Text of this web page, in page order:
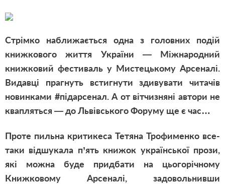
Стрімко наближається одна з головних подій
книжкового життя України — Міжнародний
книжковий фестиваль у Мистецькому Арсеналі.
Видавці прагнуть встигнути здивувати читачів
новинками #підарсенал. А от вітчизняні автори не
квапляться — до Львівського Форуму ще є час…
Проте пильна критикеса Тетяна Трофименко все-
таки відшукала п’ять книжок української прози,
які можна буде придбати на цьогорічному
Книжковому Арсеналі, задовольнивши